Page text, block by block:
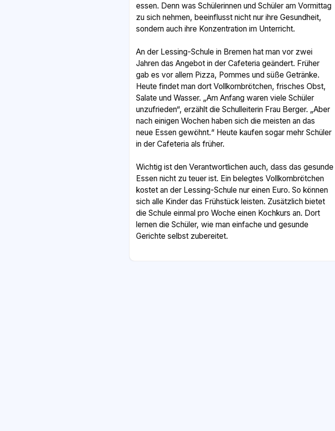
essen. Denn was Schülerinnen und Schüler am Vormittag
zu sich nehmen, beeinflusst nicht nur ihre Gesundheit,
sondern auch ihre Konzentration im Unterricht.
An der Lessing-Schule in Bremen hat man vor zwei
Jahren das Angebot in der Cafeteria geändert. Früher
gab es vor allem Pizza, Pommes und süße Getränke.
Heute findet man dort Vollkornbrötchen, frisches Obst,
Salate und Wasser. „Am Anfang waren viele Schüler
unzufrieden“, erzählt die Schulleiterin Frau Berger. „Aber
nach einigen Wochen haben sich die meisten an das
neue Essen gewöhnt.“ Heute kaufen sogar mehr Schüler
in der Cafeteria als früher.
Wichtig ist den Verantwortlichen auch, dass das gesunde
Essen nicht zu teuer ist. Ein belegtes Vollkornbrötchen
kostet an der Lessing-Schule nur einen Euro. So können
sich alle Kinder das Frühstück leisten. Zusätzlich bietet
die Schule einmal pro Woche einen Kochkurs an. Dort
lernen die Schüler, wie man einfache und gesunde
Gerichte selbst zubereitet.